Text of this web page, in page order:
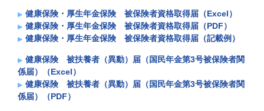
健康保険・厚生年金保険 被保険者資格取得届（Excel）
健康保険・厚生年金保険 被保険者資格取得届（PDF）
健康保険・厚生年金保険 被保険者資格取得届（記載例）
健康保険 被扶養者（異動）届（国民年金第3号被保険者関
係届）（Excel）
健康保険 被扶養者（異動）届（国民年金第3号被保険者関
係届）（PDF）